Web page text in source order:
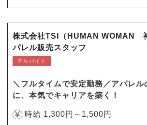
株式会社TSI（HUMAN WOMAN
パレル販売スタッフ
アルバイト
＼フルタイムで安定勤務／アパレル
に、本気でキャリアを築く！
時給 1,300円～1,500円